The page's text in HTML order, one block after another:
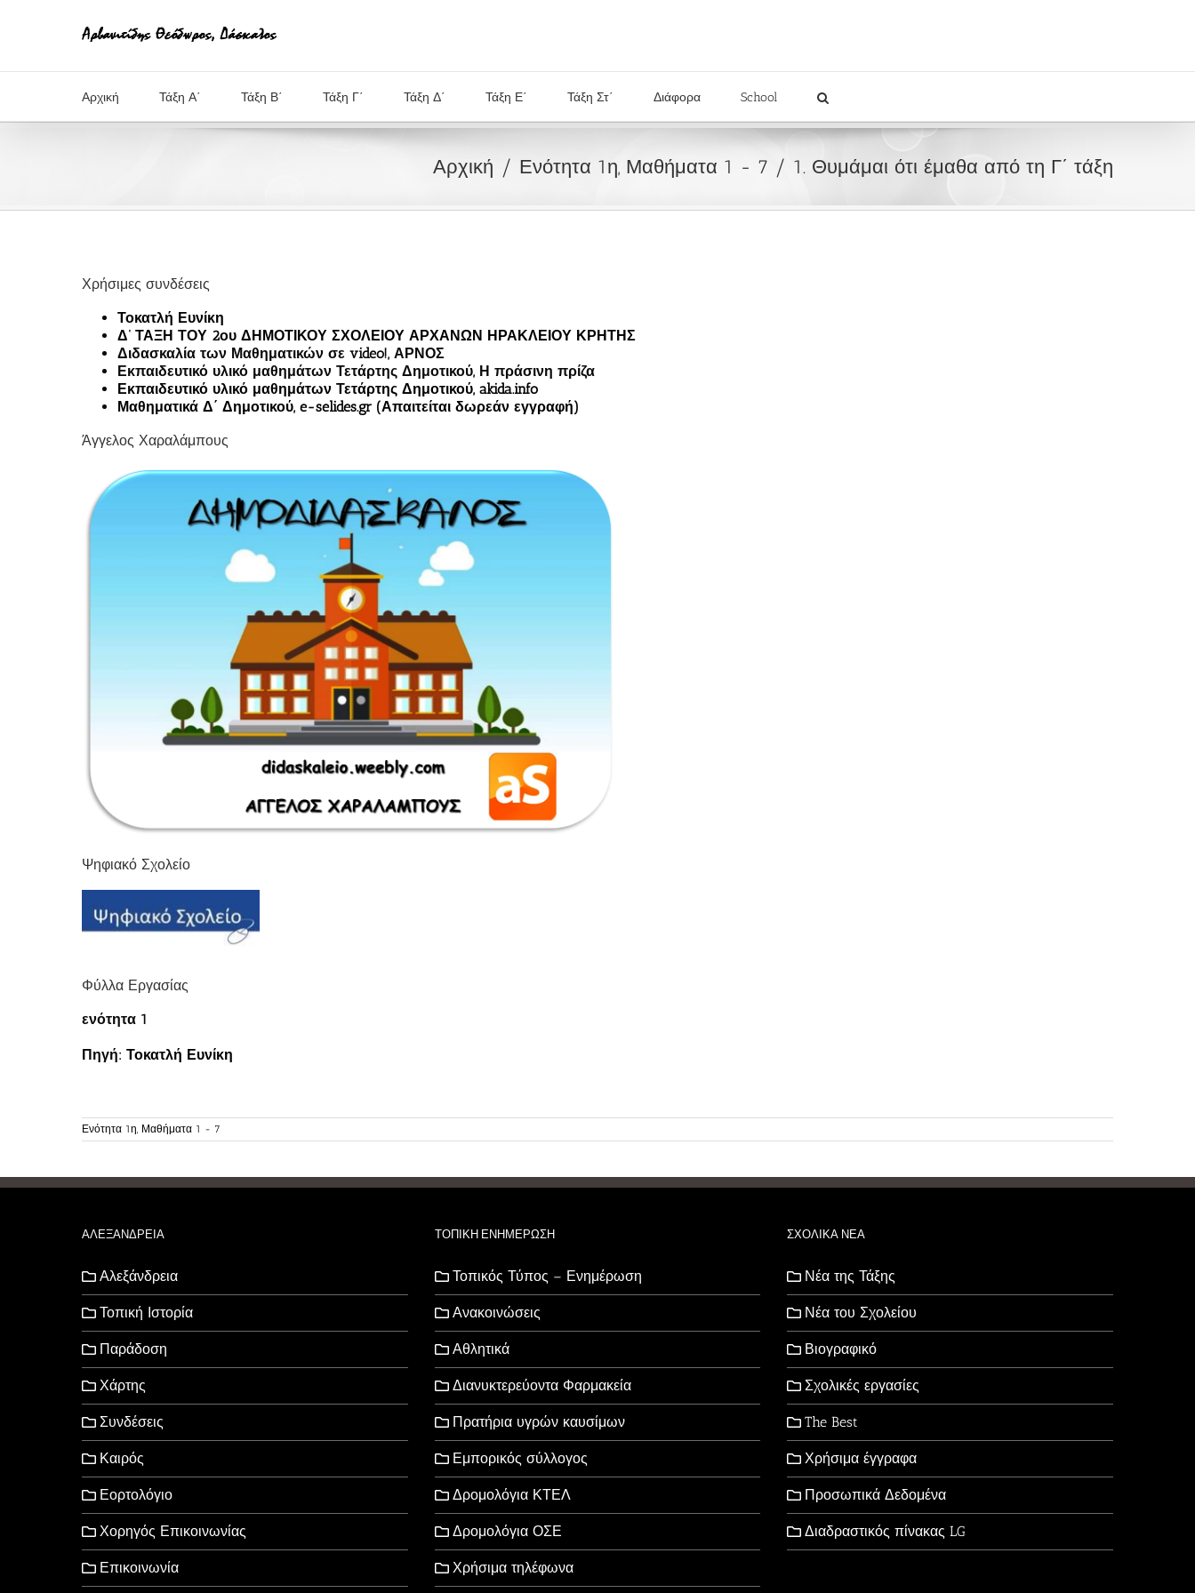
Αρχική Τάξη Α΄ Τάξη Β΄ Τάξη Γ΄ Τάξη Δ΄ Τάξη Ε΄ Τάξη Στ΄ Διάφορα School
Αρχική Ενότητα 1η, Μαθήματα 1 - 7 1. Θυμάμαι ότι έμαθα από τη Γ΄ τάξη
Χρήσιμες συνδέσεις
Τοκατλή Ευνίκη
Δ’ ΤΑΞΗ ΤΟΥ 2ου ΔΗΜΟΤΙΚΟΥ ΣΧΟΛΕΙΟΥ ΑΡΧΑΝΩΝ ΗΡΑΚΛΕΙΟΥ ΚΡΗΤΗΣ
Διδασκαλία των Μαθηματικών σε video!, ΑΡΝΟΣ
Εκπαιδευτικό υλικό μαθημάτων Τετάρτης Δημοτικού, Η πράσινη πρίζα
Εκπαιδευτικό υλικό μαθημάτων Τετάρτης Δημοτικού, akida.info
Μαθηματικά Δ΄ Δημοτικού, e-selides.gr (Απαιτείται δωρεάν εγγραφή)
Άγγελος Χαραλάμπους
Ψηφιακό Σχολείο
Φύλλα Εργασίας
ενότητα 1
Πηγή: Τοκατλή Ευνίκη
Ενότητα 1η, Μαθήματα 1 - 7
ΑΛΕΞΑΝΔΡΕΙΑ
Αλεξάνδρεια
Τοπική Ιστορία
Παράδοση
Χάρτης
Συνδέσεις
Καιρός
Εορτολόγιο
Χορηγός Επικοινωνίας
Επικοινωνία
ΤΟΠΙΚΗ ΕΝΗΜΕΡΩΣΗ
Τοπικός Τύπος – Ενημέρωση
Ανακοινώσεις
Αθλητικά
Διανυκτερεύοντα Φαρμακεία
Πρατήρια υγρών καυσίμων
Εμπορικός σύλλογος
Δρομολόγια ΚΤΕΛ
Δρομολόγια ΟΣΕ
Χρήσιμα τηλέφωνα
ΣΧΟΛΙΚΑ ΝΕΑ
Νέα της Τάξης
Νέα του Σχολείου
Βιογραφικό
Σχολικές εργασίες
The Best
Χρήσιμα έγγραφα
Προσωπικά Δεδομένα
Διαδραστικός πίνακας LG